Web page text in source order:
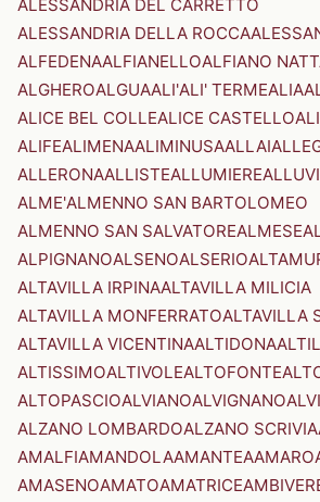
ALESSANDRIA DEL CARRETTO
ALESSANDRIA DELLA ROCCA
ALFEDENAALFIANELLOALFIANO
ALGHEROALGUAALI'ALI' TERMEALIA
ALICE BEL COLLEALICE CASTELLO
ALIFEALIMENAALIMINUSAALLAI
ALLERONAALLISTEALLUMIERE
ALME'ALMENNO SAN BARTOLOMEO
ALMENNO SAN SALVATOREALMESE
ALPIGNANOALSENOALSERIO
ALTAVILLA IRPINAALTAVILLA MILICIA
ALTAVILLA MONFERRATOALTAVILLA
ALTAVILLA VICENTINAALTIDONA
ALTISSIMOALTIVOLEALTOFONTE
ALTOPASCIOALVIANOALVIGNANO
ALZANO LOMBARDOALZANO SCRIVIA
AMALFIAMANDOLAAMANTEAAMARO
AMASENOAMATOAMATRICE